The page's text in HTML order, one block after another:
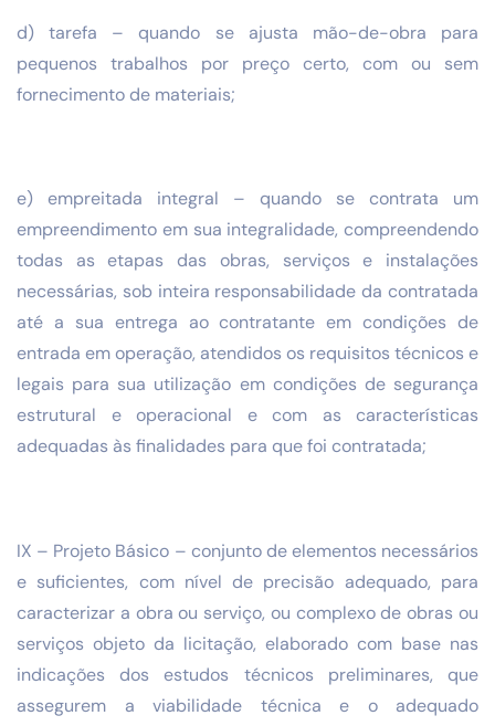
d) tarefa – quando se ajusta mão-de-obra para
pequenos trabalhos por preço certo, com ou sem
fornecimento de materiais;
e) empreitada integral – quando se contrata um
empreendimento em sua integralidade, compreendendo
todas as etapas das obras, serviços e instalações
necessárias, sob inteira responsabilidade da contratada
até a sua entrega ao contratante em condições de
entrada em operação, atendidos os requisitos técnicos e
legais para sua utilização em condições de segurança
estrutural e operacional e com as características
adequadas às finalidades para que foi contratada;
IX – Projeto Básico – conjunto de elementos necessários
e suficientes, com nível de precisão adequado, para
caracterizar a obra ou serviço, ou complexo de obras ou
serviços objeto da licitação, elaborado com base nas
indicações dos estudos técnicos preliminares, que
assegurem a viabilidade técnica e o adequado